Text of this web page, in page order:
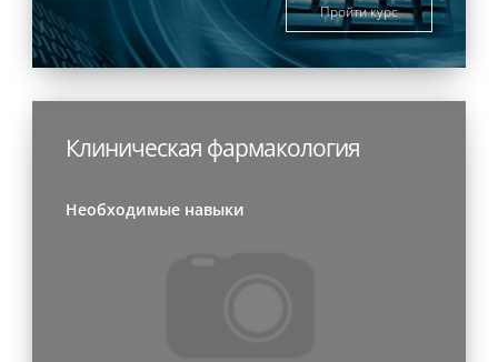
Пройти курс
Клиническая фармакология
Необходимые навыки